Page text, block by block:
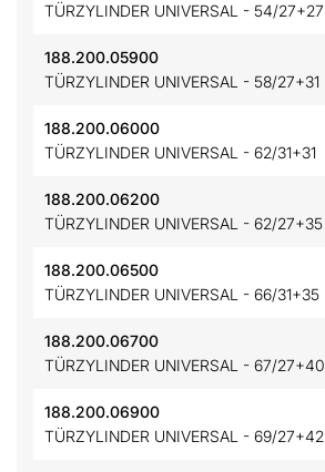
TÜRZYLINDER UNIVERSAL - 54/27+27
188.200.05900
TÜRZYLINDER UNIVERSAL - 58/27+31
188.200.06000
TÜRZYLINDER UNIVERSAL - 62/31+31
188.200.06200
TÜRZYLINDER UNIVERSAL - 62/27+35
188.200.06500
TÜRZYLINDER UNIVERSAL - 66/31+35
188.200.06700
TÜRZYLINDER UNIVERSAL - 67/27+40
188.200.06900
TÜRZYLINDER UNIVERSAL - 69/27+42